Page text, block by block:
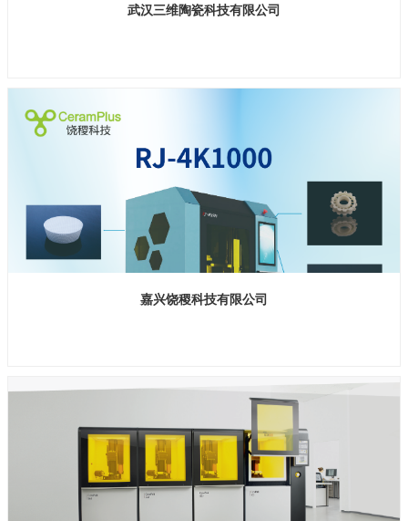
武汉三维陶瓷科技有限公司
展位号 H2馆 E548
嘉兴饶稷科技有限公司